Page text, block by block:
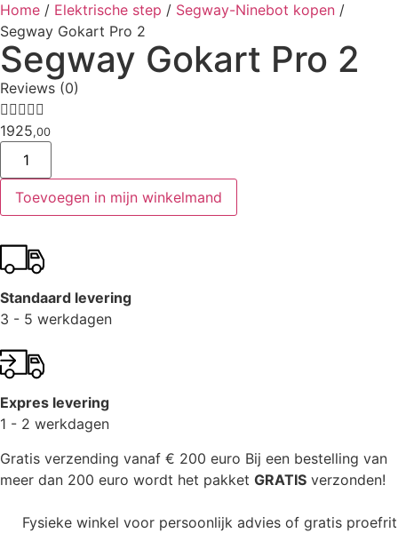
Home / Elektrische step / Segway-Ninebot kopen /
Segway Gokart Pro 2
Segway Gokart Pro 2
Reviews (0)

1925,00
Toevoegen in mijn winkelmand
Standaard levering
3 - 5 werkdagen
Expres levering
1 - 2 werkdagen
Gratis verzending vanaf € 200 euro Bij een bestelling van
meer dan 200 euro wordt het pakket GRATIS verzonden!
Fysieke winkel voor persoonlijk advies of gratis proefrit